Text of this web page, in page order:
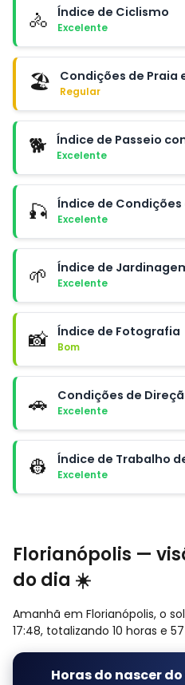
🚴 Índice de Ciclismo
Excelente
🏖️ Condições de Praia
Regular
🐕 Índice de Passeio
Excelente
🎣 Índice de Condições
Excelente
🌱 Índice de
Excelente
📸 Índice de Fotografia
Bom
🚗 Condições de
Excelente
👷 Índice de Trabalho
Excelente
Florianópolis —
do dia ☀️
Amanhã em Florianópolis, o
17:48, totalizando 10 horas e
Horas do nascer